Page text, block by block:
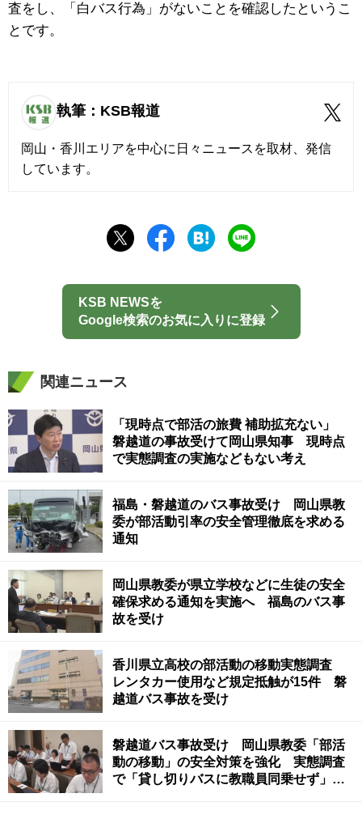
査をし、「白バス行為」がないことを確認したというこ
とです。
執筆：KSB報道
岡山・香川エリアを中心に日々ニュースを取材、発信
しています。
KSB NEWSを
Google検索のお気に入りに登録
関連ニュース
「現時点で部活の旅費 補助拡充ない」
磐越道の事故受けて岡山県知事 現時点
で実態調査の実施などもない考え
福島・磐越道のバス事故受け 岡山県教
委が部活動引率の安全管理徹底を求める
通知
岡山県教委が県立学校などに生徒の安全
確保求める通知を実施へ 福島のバス事
故を受け
香川県立高校の部活動の移動実態調査
レンタカー使用など規定抵触が15件 磐
越道バス事故を受け
磐越道バス事故受け 岡山県教委「部活
動の移動」の安全対策を強化 実態調査
で「貸し切りバスに教職員同乗せず」の